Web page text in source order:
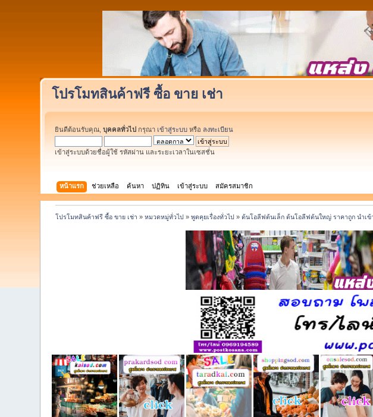
โปรโมทสินค้าฟรี ซื้อ ขาย เช่า
ยินดีต้อนรับคุณ,บุคคลทั่วไป กรุณา เข้าสู่ระบบ หรือ ลงทะเบียน
เข้าสู่ระบบด้วยชื่อผู้ใช้ รหัสผ่าน และระยะเวลาในเซสชั่น
หน้าแรก ช่วยเหลือ ค้นหา ปฏิทิน เข้าสู่ระบบ สมัครสมาชิก
โปรโมทสินค้าฟรี ซื้อ ขาย เช่า »หมวดหมู่ทั่วไป »พูดคุยเรื่องทั่วไป »ต้นโอลีฟต้นเล็ก ต้นโอลีฟต้นใหญ่ ราคาถูก นำเข้